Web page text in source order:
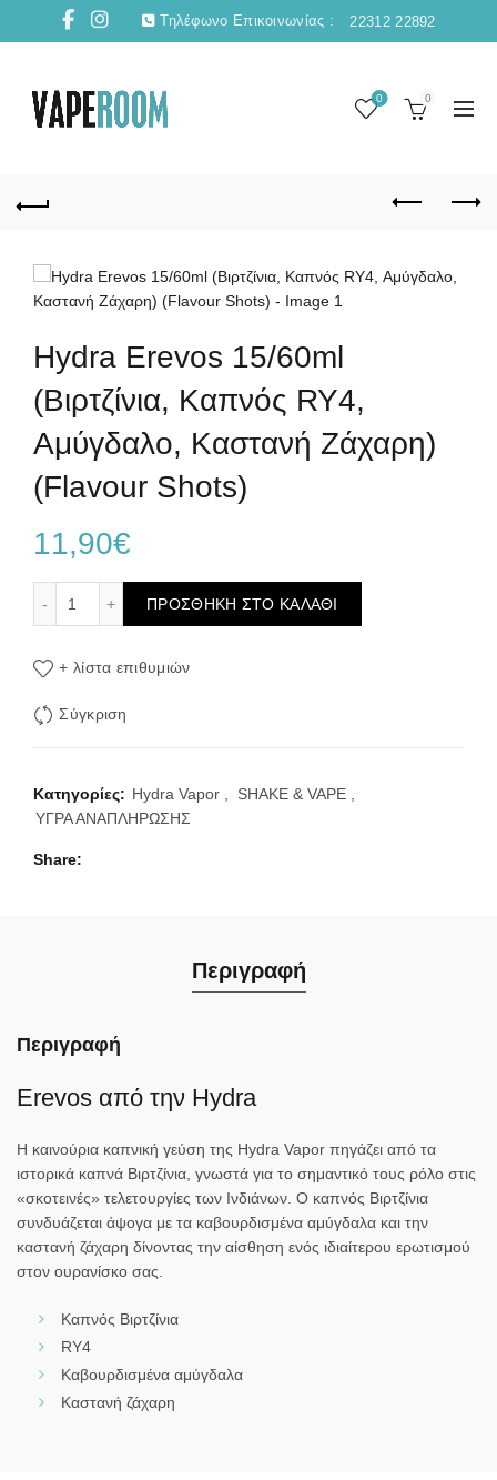
Τηλέφωνο Επικοινωνίας : 22312 22892
0 0
Hydra Erevos 15/60ml
(Βιρτζίνια, Καπνός RY4,
Αμύγδαλο, Καστανή Ζάχαρη)
(Flavour Shots)
11,90€
ΠΡΟΣΘΉΚΗ ΣΤΟ ΚΑΛΆΘΙ
+ λίστα επιθυμιών
Σύγκριση
Κατηγορίες: Hydra Vapor SHAKE & VAPE
ΥΓΡΑ ΑΝΑΠΛΗΡΩΣΗΣ
Share
Περιγραφή
Περιγραφή
Erevos από την Hydra
Η καινούρια καπνική γεύση της Hydra Vapor πηγάζει από τα
ιστορικά καπνά Βιρτζίνια, γνωστά για το σημαντικό τους ρόλο στις
«σκοτεινές» τελετουργίες των Ινδιάνων. Ο καπνός Βιρτζίνια
συνδυάζεται άψογα με τα καβουρδισμένα αμύγδαλα και την
καστανή ζάχαρη δίνοντας την αίσθηση ενός ιδιαίτερου ερωτισμού
στον ουρανίσκο σας.
Καπνός Βιρτζίνια
RY4
Καβουρδισμένα αμύγδαλα
Καστανή ζάχαρη